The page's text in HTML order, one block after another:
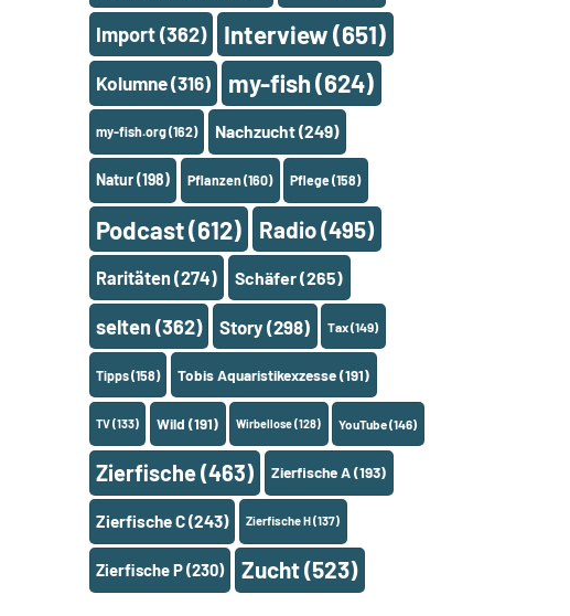
Import(362) Interview(651)
Kolumne(316) my-fish(624)
my-fish.org(162) Nachzucht(249)
Natur(198) Pflanzen(160) Pflege(158)
Podcast(612) Radio(495)
Raritäten (274) Schäfer(265)
selten (362) Story (298) Tax(149)
Tipps(158) Tobis Aquaristikexzesse(191)
TV(133) Wild (191) Wirbellose(128) YouTube(146)
Zierfische(463) Zierfische A(193)
Zierfische C(243) Zierfische H(137)
Zierfische P(230) Zucht(523)